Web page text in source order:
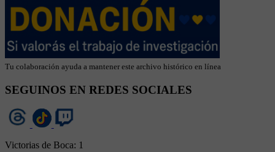
Tu colaboración ayuda a mantener este archivo histórico en línea
SEGUINOS EN REDES SOCIALES
Victorias de Boca: 1